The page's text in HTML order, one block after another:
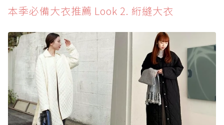
本季必備大衣推薦 Look 2. 絎縫大衣